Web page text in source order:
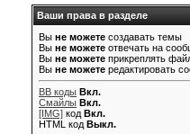
Ваши права в разделе
Вы не можете создавать темы
Вы не можете отвечать на
Вы не можете прикреплять
Вы не можете редактировать
BB коды Вкл.
Смайлы Вкл.
[IMG] код Вкл.
HTML код Выкл.